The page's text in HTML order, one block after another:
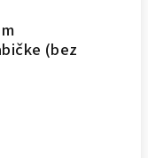
(bez